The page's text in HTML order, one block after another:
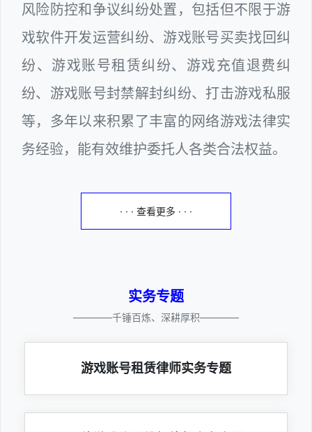
风险防控和争议纠纷处置，包括但不限于游
戏软件开发运营纠纷、游戏账号买卖找回纠
纷、游戏账号租赁纠纷、游戏充值退费纠
纷、游戏账号封禁解封纠纷、打击游戏私服
等，多年以来积累了丰富的网络游戏法律实
务经验，能有效维护委托人各类合法权益。
· · · 查看更多 · · ·
实务专题
————千锤百炼、深耕厚积————
游戏账号租赁律师实务专题